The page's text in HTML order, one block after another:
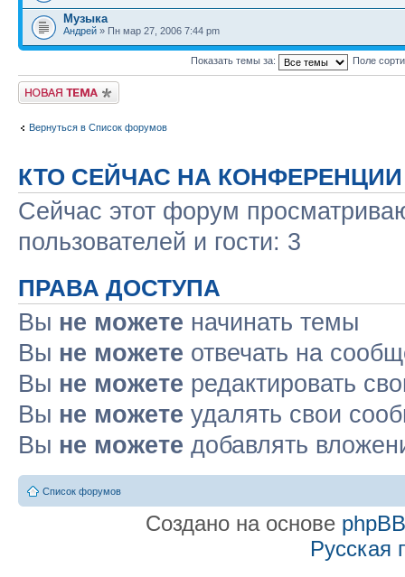
Музыка
Андрей » Пн мар 27, 2006 7:44 pm
Показать темы за: Поле
Новая тема
Вернуться в Список форумов
КТО СЕЙЧАС НА КОНФЕРЕНЦИИ
Сейчас этот форум
пользователей и гости: 3
ПРАВА ДОСТУПА
Вы не можете начинать темы
Вы не можете отвечать на
Вы не можете редактировать
Вы не можете удалять свои
Вы не можете добавлять
Список форумов
Создано на основе phpBB
Русская